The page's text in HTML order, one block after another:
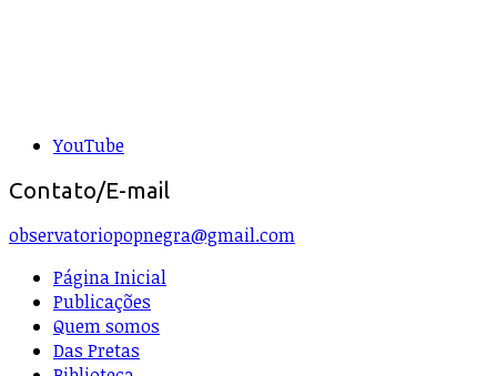
YouTube
Contato/E-mail
observatoriopopnegra@gmail.com
Página Inicial
Publicações
Quem somos
Das Pretas